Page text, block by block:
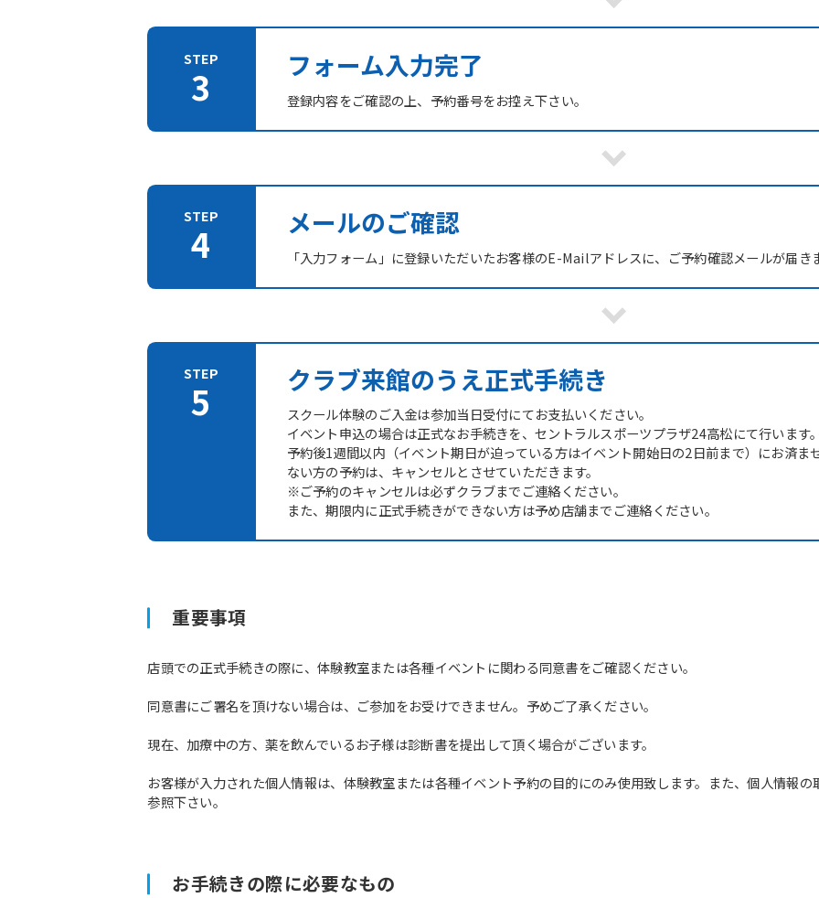
フォーム入力完了
登録内容をご確認の上、予約番号をお控え下さい。
メールのご確認
「入力フォーム」に登録いただいたお客様のE-Mailアドレスに、ご予約確認メールが届き
クラブ来館のうえ正式手続き
スクール体験のご入金は参加当日受付にてお支払いください。
イベント申込の場合は正式なお手続きを、セントラルスポーツプラザ24高松にて行います。
予約後1週間以内（イベント期日が迫っている方はイベント開始日の2日前まで）にお済ま
ない方の予約は、キャンセルとさせていただきます。
※ご予約のキャンセルは必ずクラブまでご連絡ください。
また、期限内に正式手続きができない方は予め店舗までご連絡ください。
重要事項
店頭での正式手続きの際に、体験教室または各種イベントに関わる同意書をご確認ください。
同意書にご署名を頂けない場合は、ご参加をお受けできません。予めご了承ください。
現在、加療中の方、薬を飲んでいるお子様は診断書を提出して頂く場合がございます。
お客様が入力された個人情報は、体験教室または各種イベント予約の目的にのみ使用致します。また、個人情報の
参照下さい。
お手続きの際に必要なもの